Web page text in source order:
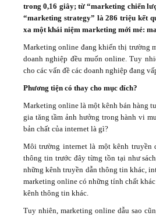
Video
Kiến thức
Liên hệ - Đăng ký
trong 0,16 giây; từ “marketing chiến
“marketing strategy” là 286 triệu kết
xa một khái niệm marketing mới mẻ:
Marketing online đang khiến thị trường
doanh nghiệp đều muốn online. Tuy
cho các vấn đề các doanh nghiệp đang
Phương tiện có thay cho mục đích?
Marketing online là một kênh bán hàng
gia tăng tầm ảnh hưởng trong hành vi
bản chất của internet là gì?
Môi trường internet là một kênh truyền
thông tin trước đây từng tồn tại như
những kênh truyền dẫn thông tin khác,
marketing online có những tính chất
kênh thông tin khác.
Tuy nhiên, marketing online dẫu sao